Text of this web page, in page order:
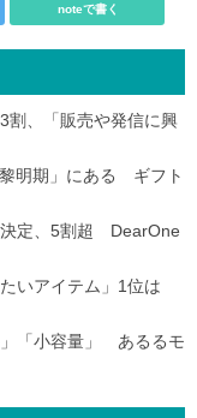
noteで書く
割、「販売や発信に興
明期」にある ギフト
決定、5割超 DearOne
いアイテム」1位は
」「小容量」 あるるモ